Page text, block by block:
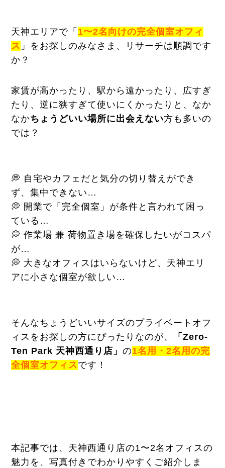
天神エリアで「 1〜2名向けの完全個室オフィ
ス 」をお探しのみなさま、リサーチは順調です
か？
家賃が高かったり、駅から遠かったり、広すぎ
たり、逆に狭すぎて使いにくかったりと、なか
なかちょうどいい場所に出会えない方も多いの
では？
💭 自宅やカフェだと気分の切り替えができ
ず、集中できない…
💭 開業で「完全個室」が条件と言われて困っ
ている…
💭 作業場 兼 荷物置き場を確保したいがコスパ
が…
💭 大きなオフィスはいらないけど、天神エリ
アに小さな個室が欲しい…
そんなちょうどいいサイズのプライベートオフ
ィスをお探しの方にぴったりなのが、
「Zero-
Ten Park 天神西通り店」の1名用・2名用の完
全個室オフィスです！
本記事では、天神西通り店の1〜2名オフィスの
魅力を、写真付きでわかりやすくご紹介しま